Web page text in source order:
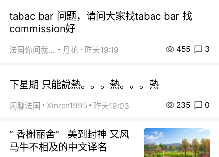
tabac bar 问题，请问大家找tabac bar 找
commission好
法国你问我答 丹花 昨天19:19 455 3
下星期 只能說熱。。。熱。。。熱
闲聊法国 Xinren1995 昨天19:03 235 0
” 香榭丽舍”--美到封神 又风
马牛不相及的中文译名